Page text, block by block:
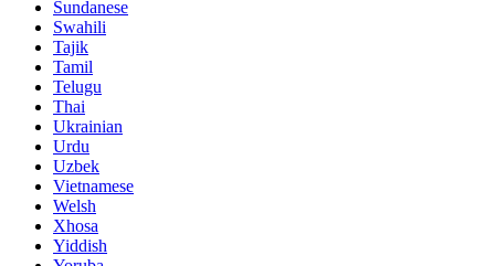
Sundanese
Swahili
Tajik
Tamil
Telugu
Thai
Ukrainian
Urdu
Uzbek
Vietnamese
Welsh
Xhosa
Yiddish